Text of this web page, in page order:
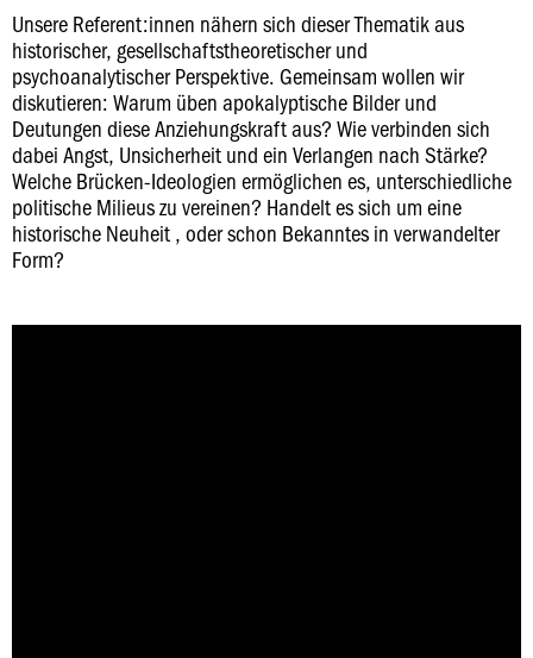
Unsere Referent:innen nähern sich dieser Thematik aus
historischer, gesellschaftstheoretischer und
psychoanalytischer Perspektive. Gemeinsam wollen wir
diskutieren: Warum üben apokalyptische Bilder und
Deutungen diese Anziehungskraft aus? Wie verbinden sich
dabei Angst, Unsicherheit und ein Verlangen nach Stärke?
Welche Brücken-Ideologien ermöglichen es, unterschiedliche
politische Milieus zu vereinen? Handelt es sich um eine
historische Neuheit , oder schon Bekanntes in verwandelter
Form?